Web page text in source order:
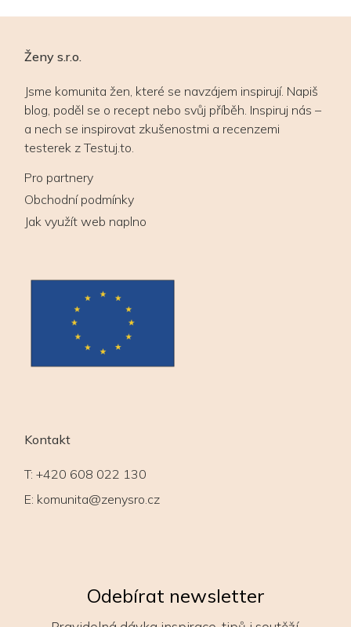
Ženy s.r.o.
Jsme komunita žen, které se navzájem inspirují. Napiš
blog, poděl se o recept nebo svůj příběh. Inspiruj nás –
a nech se inspirovat zkušenostmi a recenzemi
testerek z Testuj.to.
Pro partnery
Obchodní podmínky
Jak využít web naplno
Kontakt
T: +420 608 022 130
E: komunita@zenysro.cz
Odebírat newsletter